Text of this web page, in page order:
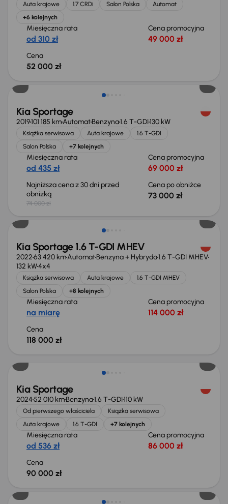
Auta krajowe 1.7 CRDi Salon Polska
Automat
+6 kolejnych
Miesięczna rata
od 310 zł
Cena promocyjna
49 000 zł
Cena
52 000 zł
Taniej o 1 000 zł
Kia Sportage
2019101 185 kmAutomatBenzyna1.6 T-GDI130 kW
Książka serwisowa Auta krajowe
1.6 T-GDI
Salon Polska
+7 kolejnych
Miesięczna rata
od 435 zł
Cena promocyjna
69 000 zł
Najniższa cena z 30 dni przed
obniżką
74 000 zł
Cena po obniżce
73 000 zł
Kia Sportage 1.6 T-GDI MHEV
202263 420 kmAutomatBenzyna + Hybryda1.6 T-GDI MHEV
132 kW4x4
Książka serwisowa Auta krajowe
1.6 T-GDI MHEV
Salon Polska
+8 kolejnych
Miesięczna rata
na miarę
Cena promocyjna
114 000 zł
Cena
118 000 zł
Kia Sportage
202452 010 kmBenzyna1.6 T-GDI110 kW
Od pierwszego właściciela
Książka serwisowa
Auta krajowe
1.6 T-GDI +7 kolejnych
Miesięczna rata
od 536 zł
Cena promocyjna
86 000 zł
Cena
90 000 zł